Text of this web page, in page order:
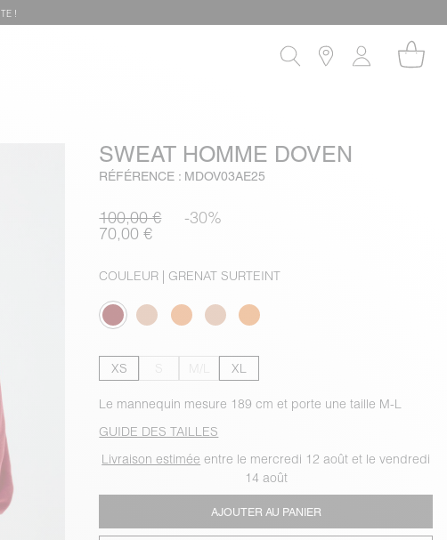
!
SWEAT HOMME DOVEN
RÉFÉRENCE : MDOV03AE25
100,00 € -30%
70,00 €
COULEUR | GRENAT SURTEINT
XS XL
Le mannequin mesure 189 cm et porte une taille M-L
GUIDE DES TAILLES
Livraison estimée entre le mercredi 12 août et le vendredi
14 août
AJOUTER AU PANIER